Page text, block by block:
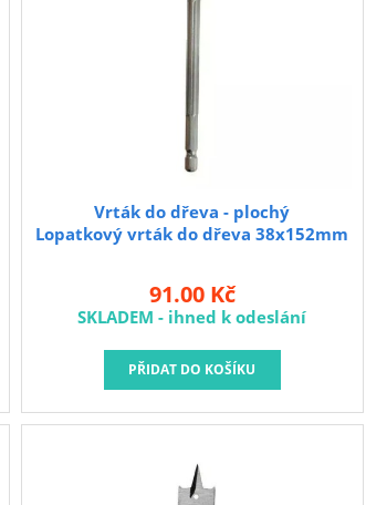
Lopatkový vrták do dřeva 38x152mm
Vrták do dřeva - plochý
91.00 Kč
SKLADEM - ihned k odeslání